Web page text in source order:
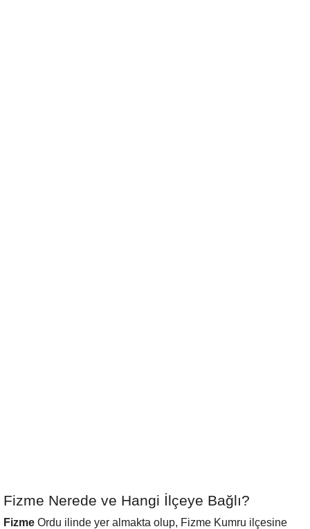
Fizme Nerede ve Hangi İlçeye Bağlı?
Fizme Ordu ilinde yer almakta olup, Fizme Kumru ilçesine